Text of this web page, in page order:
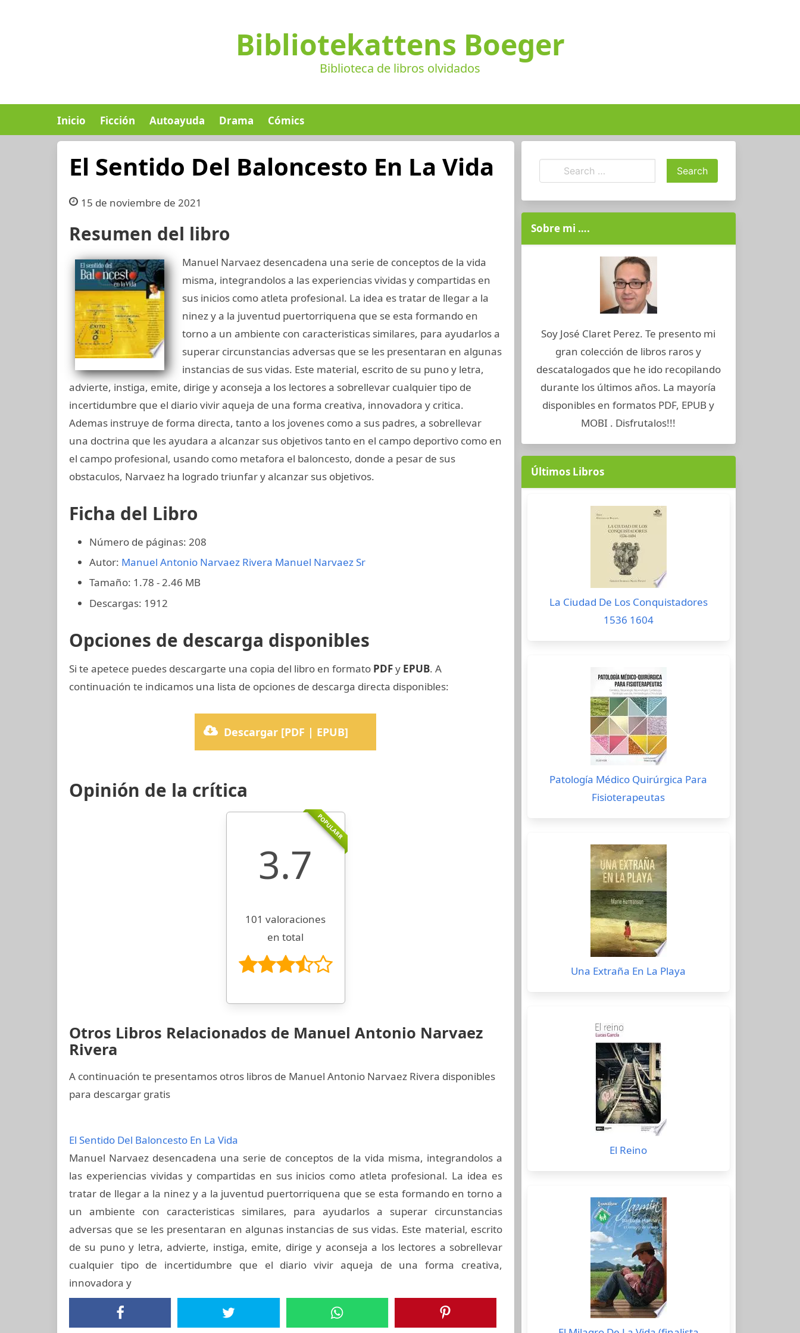
Bibliotekattens Boeger
Biblioteca de libros olvidados
Inicio Ficción Autoayuda Drama Cómics
El Sentido Del Baloncesto En La Vida
15 de noviembre de 2021
Resumen del libro
Manuel Narvaez desencadena una serie de conceptos de la vida
misma, integrandolos a las experiencias vividas y compartidas en
sus inicios como atleta profesional. La idea es tratar de llegar a la
ninez y a la juventud puertorriquena que se esta formando en
torno a un ambiente con caracteristicas similares, para ayudarlos a
superar circunstancias adversas que se les presentaran en algunas
instancias de sus vidas. Este material, escrito de su puno y letra,
advierte, instiga, emite, dirige y aconseja a los lectores a sobrellevar cualquier tipo de
incertidumbre que el diario vivir aqueja de una forma creativa, innovadora y critica.
Ademas instruye de forma directa, tanto a los jovenes como a sus padres, a sobrellevar
una doctrina que les ayudara a alcanzar sus objetivos tanto en el campo deportivo como en
el campo profesional, usando como metafora el baloncesto, donde a pesar de sus
obstaculos, Narvaez ha logrado triunfar y alcanzar sus objetivos.
Ficha del Libro
Número de páginas: 208
Autor: Manuel Antonio Narvaez Rivera Manuel Narvaez Sr
Tamaño: 1.78 - 2.46 MB
Descargas: 1912
Opciones de descarga disponibles
Si te apetece puedes descargarte una copia del libro en formato PDFy EPUB. A
continuación te indicamos una lista de opciones de descarga directa disponibles:
Descargar [PDF | EPUB]
Opinión de la crítica
POPULARR
3.7
101 valoraciones
en total
Otros Libros Relacionados de Manuel Antonio Narvaez
Rivera
A continuación te presentamos otros libros de Manuel Antonio Narvaez Rivera disponibles
para descargar gratis
El Sentido Del Baloncesto En La Vida
Manuel Narvaez desencadena una serie de conceptos de la vida misma, integrandolos a
las experiencias vividas y compartidas en sus inicios como atleta profesional. La idea es
tratar de llegar a la ninez y a la juventud puertorriquena que se esta formando en torno a
un ambiente con caracteristicas similares, para ayudarlos a superar circunstancias
adversas que se les presentaran en algunas instancias de sus vidas. Este material, escrito
de su puno y letra, advierte, instiga, emite, dirige y aconseja a los lectores a sobrellevar
cualquier tipo de incertidumbre que el diario vivir aqueja de una forma creativa,
innovadora y
Sobre mi ….
Soy José Claret Perez. Te presento mi
gran colección de libros raros y
descatalogados que he ido recopilando
durante los últimos años. La mayoría
disponibles en formatos PDF, EPUB y
MOBI . Disfrutalos!!!
Últimos Libros
La Ciudad De Los Conquistadores
1536 1604
Patología Médico Quirúrgica Para
Fisioterapeutas
Una Extraña En La Playa
El Reino